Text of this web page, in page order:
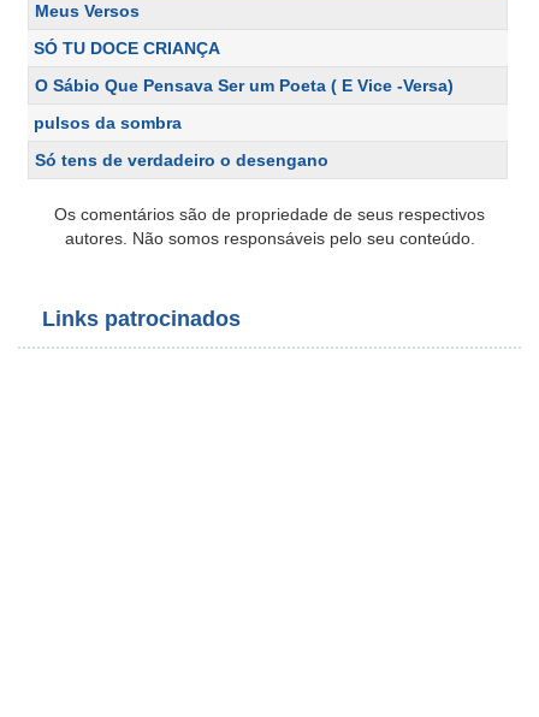
Meus Versos
SÓ TU DOCE CRIANÇA
O Sábio Que Pensava Ser um Poeta ( E Vice -Versa)
pulsos da sombra
Só tens de verdadeiro o desengano
Os comentários são de propriedade de seus respectivos
autores. Não somos responsáveis pelo seu conteúdo.
Links patrocinados